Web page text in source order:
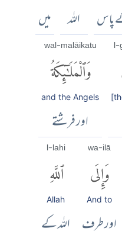
پاس اللہ میں
l-
wal-malāikatu
وَٱلْمَلَٰٓئِكَةُ
and the Angels
اور فرشتے
wa-ilā
وَإِلَى
And to
اور طرف
l-lahi
ٱللَّهِ
Allah
اللہ کے